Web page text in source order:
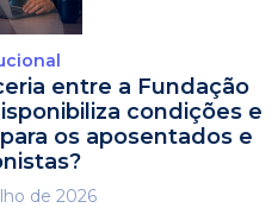
entre a Fundação
condições e
os aposentados e
de 2026